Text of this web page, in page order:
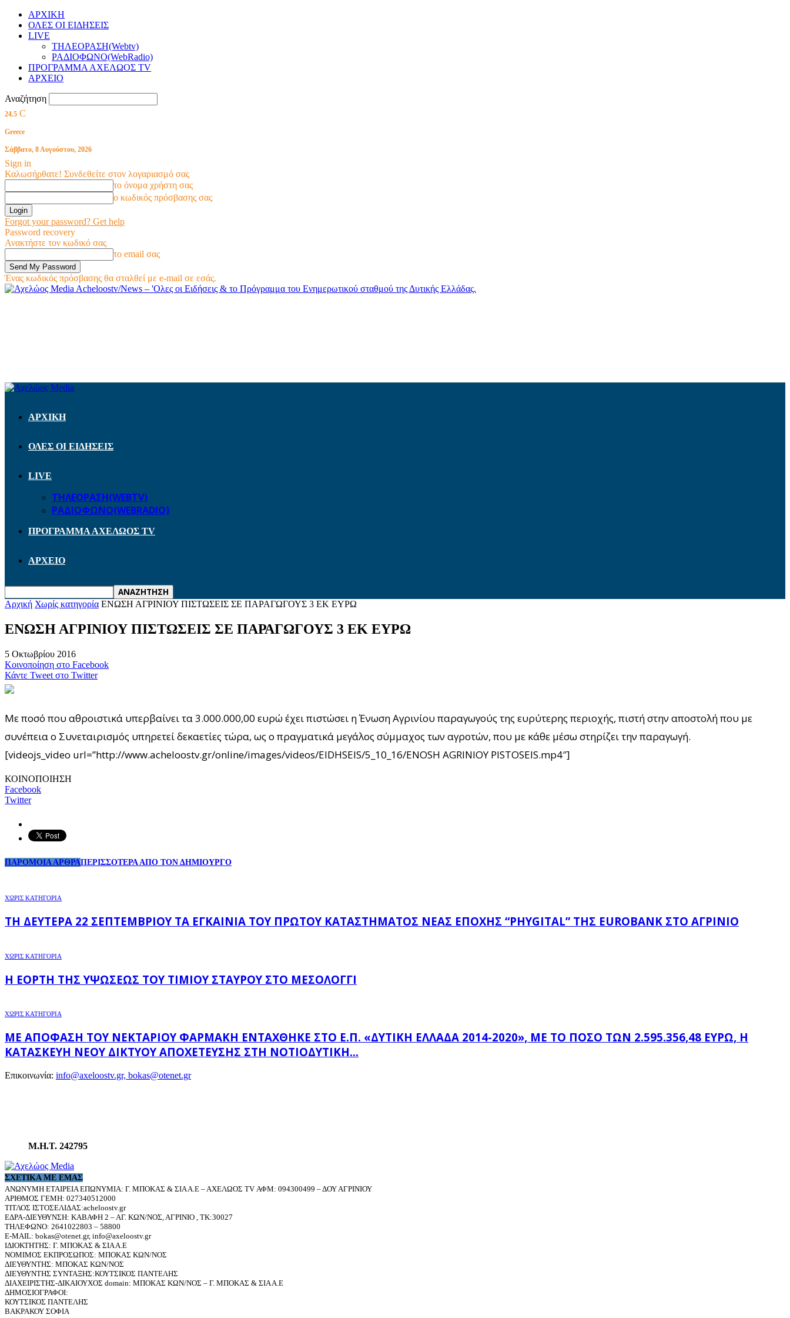
ΑΡΧΙΚΗ
ΟΛΕΣ ΟΙ ΕΙΔΗΣΕΙΣ
LIVE
ΤΗΛΕΟΡΑΣΗ(Webtv)
ΡΑΔΙΟΦΩΝΟ(WebRadio)
ΠΡΟΓΡΑΜΜΑ ΑΧΕΛΩΟΣ TV
ΑΡΧΕΙΟ
Αναζήτηση
24.5 C
Greece
Σάββατο, 8 Αυγούστου, 2026
Sign in
Καλωσήρθατε! Συνδεθείτε στον λογαριασμό σας
το όνομα χρήστη σας
ο κωδικός πρόσβασης σας
Forgot your password? Get help
Password recovery
Ανακτήστε τον κωδικό σας
το email σας
Ένας κωδικός πρόσβασης θα σταλθεί με e-mail σε εσάς.
Acheloostv/News – 'Ολες οι Ειδήσεις & το Πρόγραμμα του Ενημερωτικού σταθμού της Δυτικής Ελλάδας.
ΑΡΧΙΚΗ
ΟΛΕΣ ΟΙ ΕΙΔΗΣΕΙΣ
LIVE
ΤΗΛΕΟΡΑΣΗ(WEBTV)
ΡΑΔΙΟΦΩΝΟ(WEBRADIO)
ΠΡΟΓΡΑΜΜΑ ΑΧΕΛΩΟΣ TV
ΑΡΧΕΙΟ
Αρχική Χωρίς κατηγορία ΕΝΩΣΗ ΑΓΡΙΝΙΟΥ ΠΙΣΤΩΣΕΙΣ ΣΕ ΠΑΡΑΓΩΓΟΥΣ 3 ΕΚ ΕΥΡΩ
ΕΝΩΣΗ ΑΓΡΙΝΙΟΥ ΠΙΣΤΩΣΕΙΣ ΣΕ ΠΑΡΑΓΩΓΟΥΣ 3 ΕΚ ΕΥΡΩ
5 Οκτωβρίου 2016
Κοινοποίηση στο Facebook
Κάντε Tweet στο Twitter
Με ποσό που αθροιστικά υπερβαίνει τα 3.000.000,00 ευρώ έχει πιστώσει η Ένωση Αγρινίου παραγωγούς της ευρύτερης περιοχής, πιστή στην αποστολή που με
συνέπεια ο Συνεταιρισμός υπηρετεί δεκαετίες τώρα, ως ο πραγματικά μεγάλος σύμμαχος των αγροτών, που με κάθε μέσω στηρίζει την παραγωγή.
[videojs_video url=”http://www.acheloostv.gr/online/images/videos/EIDHSEIS/5_10_16/ENOSH AGRINIOY PISTOSEIS.mp4″]
ΚΟΙΝΟΠΟΙΗΣΗ
Facebook
Twitter
ΠΑΡΟΜΟΙΑ ΑΡΘΡΑΠΕΡΙΣΣΟΤΕΡΑ ΑΠΟ ΤΟΝ ΔΗΜΙΟΥΡΓΟ
ΧΩΡΊΣ ΚΑΤΗΓΟΡΊΑ
ΤΗ ΔΕΥΤΈΡΑ 22 ΣΕΠΤΕΜΒΡΊΟΥ ΤΑ ΕΓΚΑΊΝΙΑ ΤΟΥ ΠΡΏΤΟΥ ΚΑΤΑΣΤΉΜΑΤΟΣ ΝΈΑΣ ΕΠΟΧΉΣ “PHYGITAL” ΤΗΣ EUROBANK ΣΤΟ ΑΓΡΊΝΙΟ
ΧΩΡΊΣ ΚΑΤΗΓΟΡΊΑ
Η ΕΟΡΤΉ ΤΗΣ ΥΨΏΣΕΩΣ ΤΟΥ ΤΙΜΊΟΥ ΣΤΑΥΡΟΎ ΣΤΟ ΜΕΣΟΛΌΓΓΙ
ΧΩΡΊΣ ΚΑΤΗΓΟΡΊΑ
ΜΕ ΑΠΌΦΑΣΗ ΤΟΥ ΝΕΚΤΆΡΙΟΥ ΦΑΡΜΆΚΗ ΕΝΤΆΧΘΗΚΕ ΣΤΟ Ε.Π. «ΔΥΤΙΚΉ ΕΛΛΆΔΑ 2014-2020», ΜΕ ΤΟ ΠΟΣΌ ΤΩΝ 2.595.356,48 ΕΥΡΏ, Η
ΚΑΤΑΣΚΕΥΉ ΝΈΟΥ ΔΙΚΤΎΟΥ ΑΠΟΧΈΤΕΥΣΗΣ ΣΤΗ ΝΟΤΙΟΔΥΤΙΚΉ...
Επικοινωνία: info@axeloostv.gr, bokas@otenet.gr
Μ.Η.Τ. 242795
ΣΧΕΤΙΚΆ ΜΕ ΕΜΆΣ
ΑΝΩΝΥΜΗ ΕΤΑΙΡΕΙΑ ΕΠΩΝΥΜΙΑ: Γ. ΜΠΟΚΑΣ & ΣΙΑ Α.Ε – ΑΧΕΛΩΟΣ TV ΑΦΜ: 094300499 – ΔΟΥ ΑΓΡΙΝΙΟΥ
ΑΡΙΘΜΟΣ ΓΕΜΗ: 027340512000
ΤΙΤΛΟΣ ΙΣΤΟΣΕΛΙΔΑΣ:acheloostv.gr
ΕΔΡΑ-ΔΙΕΥΘΥΝΣΗ: ΚΑΒΑΦΗ 2 – ΑΓ. ΚΩΝ/ΝΟΣ, ΑΓΡΙΝΙΟ , ΤΚ:30027
ΤΗΛΕΦΩΝΟ: 2641022803 – 58800
E-MAIL: bokas@otenet.gr, info@axeloostv.gr
ΙΔΙΟΚΤΗΤΗΣ: Γ. ΜΠΟΚΑΣ & ΣΙΑ Α.Ε
ΝΟΜΙΜΟΣ ΕΚΠΡΟΣΩΠΟΣ: ΜΠΟΚΑΣ ΚΩΝ/ΝΟΣ
ΔΙΕΥΘΥΝΤΗΣ: ΜΠΟΚΑΣ ΚΩΝ/ΝΟΣ
ΔΙΕΥΘΥΝΤΗΣ ΣΥΝΤΑΞΗΣ:ΚΟΥΤΣΙΚΟΣ ΠΑΝΤΕΛΗΣ
ΔΙΑΧΕΙΡΙΣΤΗΣ-ΔΙΚΑΙΟΥΧΟΣ domain: ΜΠΟΚΑΣ ΚΩΝ/ΝΟΣ – Γ. ΜΠΟΚΑΣ & ΣΙΑ Α.Ε
ΔΗΜΟΣΙΟΓΡΑΦΟΙ:
ΚΟΥΤΣΙΚΟΣ ΠΑΝΤΕΛΗΣ
ΒΑΚΡΑΚΟΥ ΣΟΦΙΑ